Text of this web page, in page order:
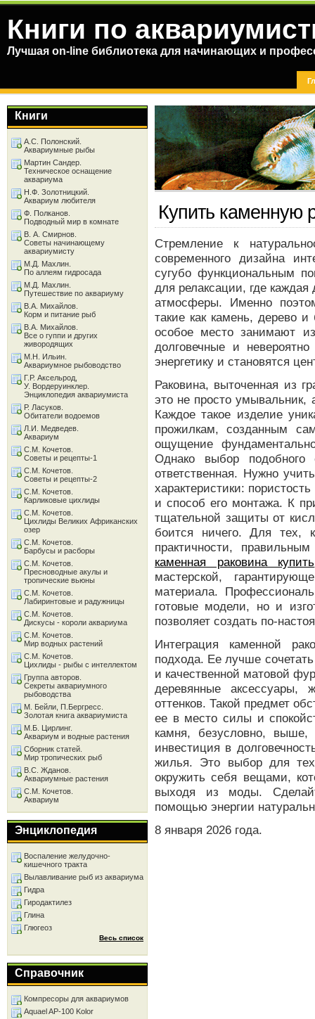
Книги по
Лучшая on-line библиотека для начинающих и
Купить каменную
Стремление к
современного дизайна
сугубо функциональным
для релаксации, где
атмосферы. Именно
такие как камень, дерево
особое место занимают
долговечные и
энергетику и становятся
Раковина, выточенная из
это не просто умывальник,
Каждое такое изделие
прожилкам, созданным
ощущение
Однако выбор подобного
ответственная. Нужно
характеристики:
и способ его монтажа. К
тщательной защиты от
боится ничего. Для тех,
практичности,
каменная раковина купить
мастерской,
материала.
готовые модели, но и
позволяет создать по-
Интеграция каменной
подхода. Ее лучше
и качественной матовой
деревянные аксессуары,
оттенков. Такой предмет
ее в место силы и
камня, безусловно, выше,
инвестиция в
жилья. Это выбор для
окружить себя вещами,
выходя из моды.
помощью энергии
8 января 2026 года.
Книги
А.С. Полонский.
Аквариумные рыбы
Мартин Сандер.
Техническое оснащение
аквариума
Н.Ф. Золотницкий.
Аквариум любителя
Ф. Полканов.
Подводный мир в комнате
В. А. Смирнов.
Советы начинающему
аквариумисту
М.Д. Махлин.
По аллеям гидросада
М.Д. Махлин.
Путешествие по аквариуму
В.А. Михайлов.
Корм и питание рыб
В.А. Михайлов.
Все о гуппи и других
живородящих
М.Н. Ильин.
Аквариумное рыбоводство
Г.Р. Аксельрод,
У. Вордеруинклер.
Энциклопедия аквариумиста
Р. Ласуков.
Обитатели водоемов
Л.И. Медведев.
Аквариум
С.М. Кочетов.
Советы и рецепты-1
С.М. Кочетов.
Советы и рецепты-2
С.М. Кочетов.
Карликовые цихлиды
С.М. Кочетов.
Цихлиды Великих Африканских
озер
С.М. Кочетов.
Барбусы и расборы
С.М. Кочетов.
Пресноводные акулы и
тропические вьюны
С.М. Кочетов.
Лабиринтовые и радужницы
С.М. Кочетов.
Дискусы - короли аквариума
С.М. Кочетов.
Мир водных растений
С.М. Кочетов.
Цихлиды - рыбы с интеллектом
Группа авторов.
Секреты аквариумного
рыбоводства
М. Бейли, П.Бергресс.
Золотая книга аквариумиста
М.Б. Цирлинг.
Аквариум и водные растения
Сборник статей.
Мир тропических рыб
В.С. Жданов.
Аквариумные растения
С.М. Кочетов.
Аквариум
Энциклопедия
Воспаление желудочно-
кишечного тракта
Вылавливание рыб из аквариума
Гидра
Гиродактилез
Глина
Глюгеоз
Весь список
Справочник
Компресоры для аквариумов
Aquael AP-100 Kolor